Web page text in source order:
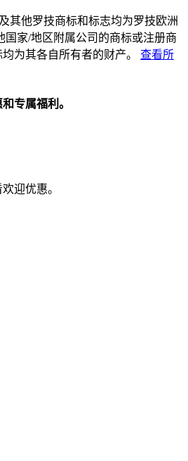
其他罗技商标和标志均为罗技欧洲
国家/地区附属公司的商标或注册商
为其各自所有者的财产。 查看所
专属福利。
迎优惠。